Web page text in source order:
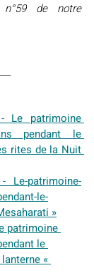
*Article paru dans le n°59 de notre
Le patrimoine
pendant le
rites de la Nuit
Le-patrimoine-
le-
»
patrimoine
le
«